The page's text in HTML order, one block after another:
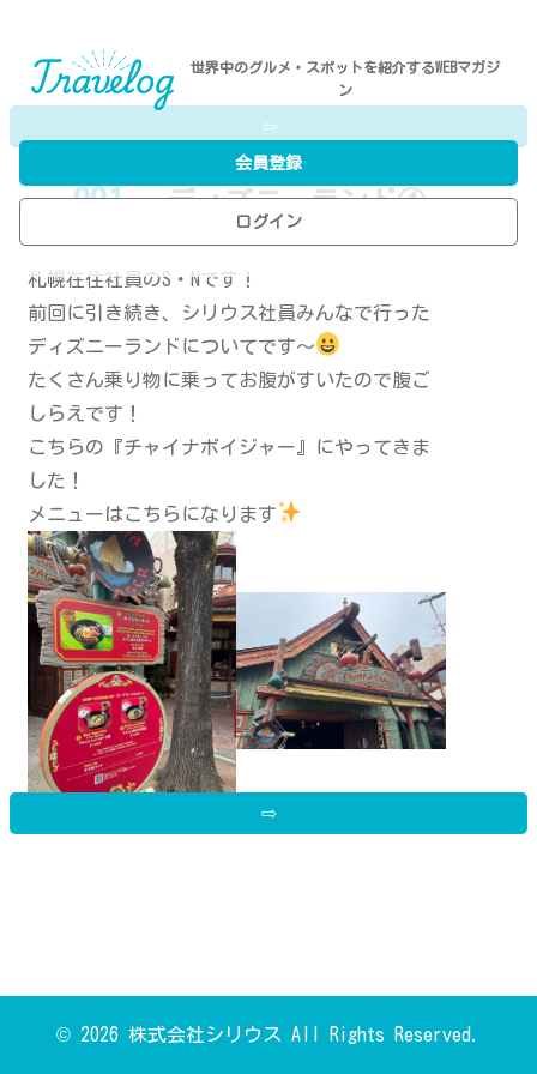
世界中のグルメ・スポットを紹介するWEBマガジ
ン
会員登録
ログイン
⇦
001- ディズニーランド④
札幌在住社員のS・Nです！
前回に引き続き、シリウス社員みんなで行った
ディズニーランドについてです〜
たくさん乗り物に乗ってお腹がすいたので腹ご
しらえです！
こちらの『チャイナボイジャー』にやってきま
した！
メニューはこちらになります
の3点セットとなっております
⇨
© 2026 株式会社シリウス All Rights Reserved.